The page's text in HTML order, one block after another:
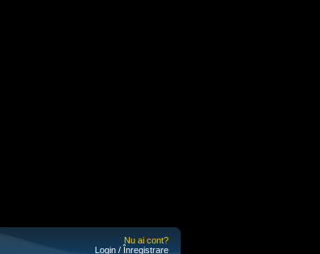
Nu ai cont?
Login / Înregistrare